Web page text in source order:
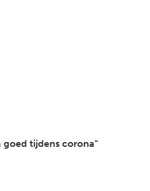
goed tijdens corona"